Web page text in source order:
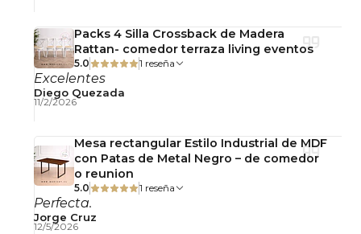
Packs 4 Silla Crossback de Madera
Rattan- comedor terraza living eventos
5.0 1 reseña
Excelentes
Diego Quezada
11/2/2026
Mesa rectangular Estilo Industrial de MDF
con Patas de Metal Negro – de comedor
o reunion
5.0 1 reseña
Perfecta.
Jorge Cruz
12/5/2026